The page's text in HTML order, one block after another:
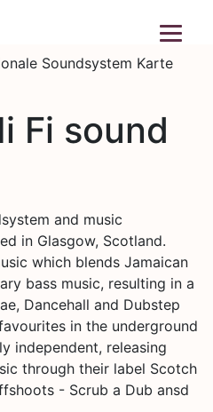
Soundsystem Karte
Fi sound
and music
in Glasgow, Scotland.
which blends Jamaican
bass music, resulting in a
Dancehall and Dubstep
in the underground
independent, releasing
through their label Scotch
- Scrub a Dub ansd